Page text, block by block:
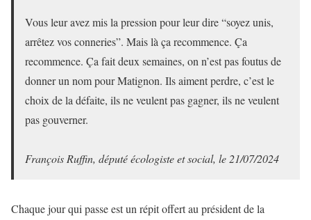
Vous leur avez mis la pression pour leur dire “soyez unis,
arrêtez vos conneries”. Mais là ça recommence. Ça
recommence. Ça fait deux semaines, on n’est pas foutus de
donner un nom pour Matignon. Ils aiment perdre, c’est le
choix de la défaite, ils ne veulent pas gagner, ils ne veulent
pas gouverner.
François Ruffin, député écologiste et social, le 21/07/2024
Chaque jour qui passe est un répit offert au président de la